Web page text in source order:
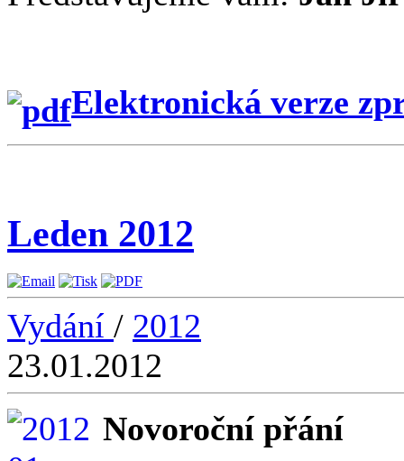
Elektronická verze
Leden 2012
Vydání / 2012
23.01.2012
Novoroční přání